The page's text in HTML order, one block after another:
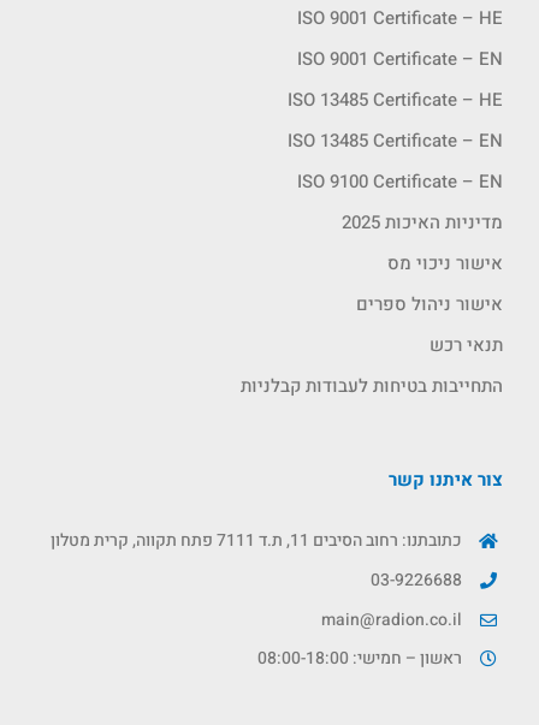
ISO 9001 Certificate – HE
ISO 9001 Certificate – EN
ISO 13485 Certificate – HE
ISO 13485 Certificate – EN
ISO 9100 Certificate – EN
מדיניות האיכות 2025
אישור ניכוי מס
אישור ניהול ספרים
תנאי רכש
התחייבות בטיחות לעבודות קבלניות
צור איתנו קשר
כתובתנו: רחוב הסיבים 11, ת.ד 7111 פתח תקווה, קרית מטלון
03-9226688
main@radion.co.il
ראשון – חמישי: 08:00-18:00